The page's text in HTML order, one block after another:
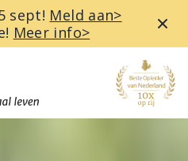
sept! Meld aan>
Meer info>